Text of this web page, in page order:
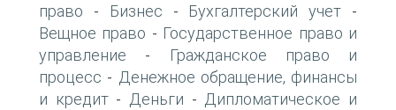
право - Бизнес - Бухгалтерский учет -
Вещное право - Государственное право и
управление -
Гражданское право и
процесс - Денежное обращение, финансы
и кредит- Деньги - Дипломатическое и